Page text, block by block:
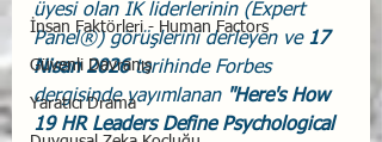
İnsan Faktörleri - Human Factors
Güvenli Davranış
Yaratıcı Drama
üyesi olan İK liderlerinin (Expert
Panel®) görüşlerini derleyen ve 17
Nisan 2026 tarihinde Forbes
dergisinde yayımlanan "Here's How
19 HR Leaders Define Psychological